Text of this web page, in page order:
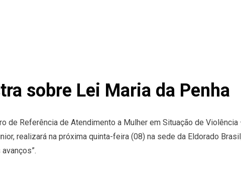
sobre Lei Maria da Penha
de Referência de Atendimento a Mulher em Situação de Violência
realizará na próxima quinta-feira (08) na sede da Eldorado